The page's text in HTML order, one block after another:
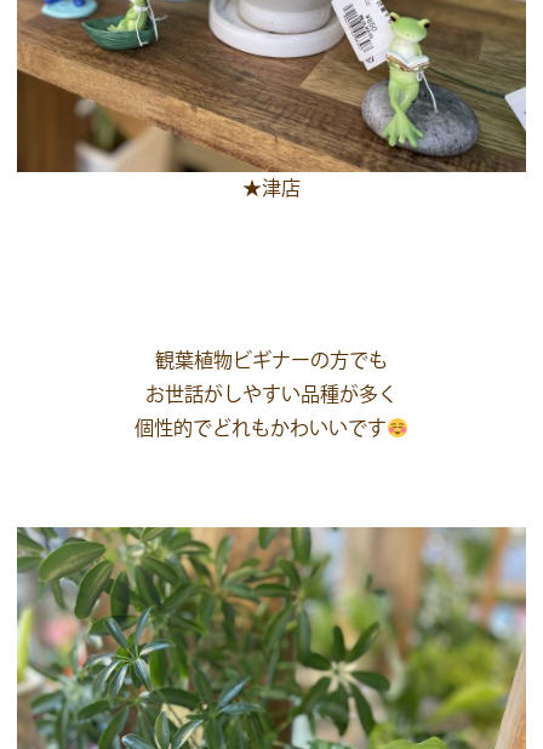
★津店
観葉植物ビギナーの方でも
お世話がしやすい品種が多く
個性的でどれもかわいいです